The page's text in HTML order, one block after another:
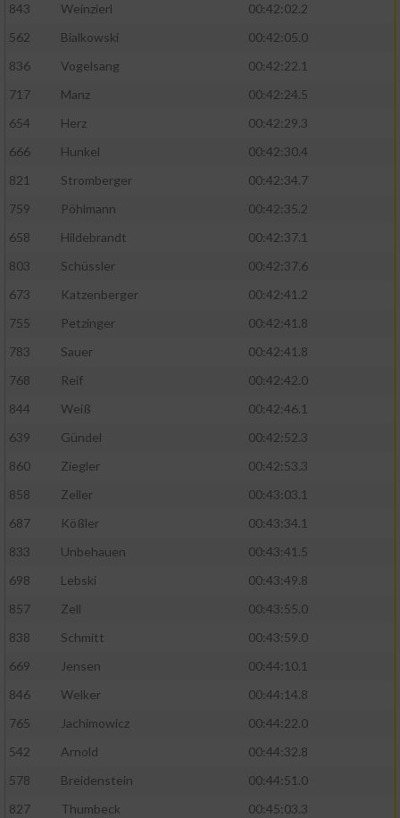
843
Weinzierl
00:42:02.2
562
Bialkowski
00:42:05.0
836
Vogelsang
00:42:22.1
717
Manz
00:42:24.5
654
Herz
00:42:29.3
666
Hunkel
00:42:30.4
821
Stromberger
00:42:34.7
759
Pöhlmann
00:42:35.2
658
Hildebrandt
00:42:37.1
803
Schüssler
00:42:37.6
673
Katzenberger
00:42:41.2
755
Petzinger
00:42:41.8
783
Sauer
00:42:41.8
768
Reif
00:42:42.0
844
Weiß
00:42:46.1
639
Gündel
00:42:52.3
860
Ziegler
00:42:53.3
858
Zeller
00:43:03.1
687
Kößler
00:43:34.1
833
Unbehauen
00:43:41.5
698
Lebski
00:43:49.8
857
Zell
00:43:55.0
838
Schmitt
00:43:59.0
669
Jensen
00:44:10.1
846
Welker
00:44:14.8
765
Jachimowicz
00:44:22.0
542
Arnold
00:44:32.8
578
Breidenstein
00:44:51.0
827
Thumbeck
00:45:03.3